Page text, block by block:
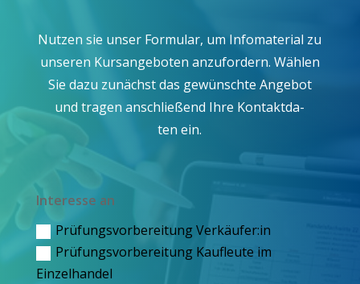
Nut­zen sie unser For­mu­lar, um Info­ma­te­ri­al zu
unse­ren Kurs­an­ge­bo­ten anzu­for­dern. Wäh­len
Sie dazu zunächst das gewünsch­te Ange­bot
und tra­gen anschlie­ßend Ihre Kon­takt­da­
ten ein.
Inter­es­se an
Prü­fungs­vor­be­rei­tung Verkäufer:in
Prü­fungs­vor­be­rei­tung Kauf­leu­te im
Einzelhandel